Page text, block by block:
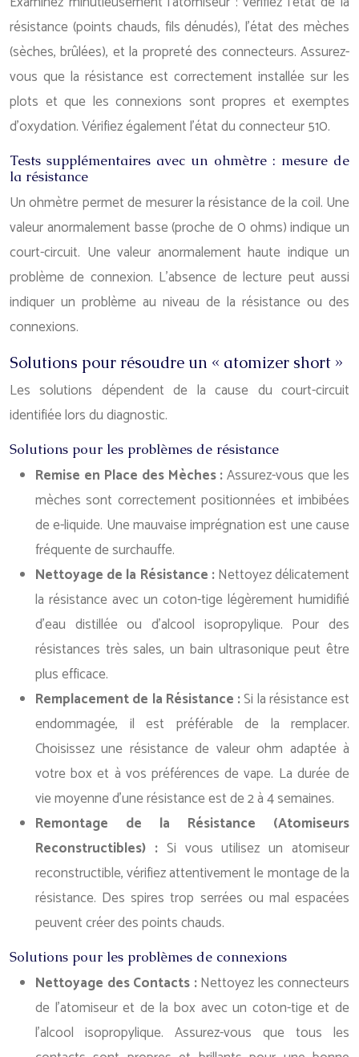
résistance (points chauds, fils dénudés), l’état des mèches
(sèches, brûlées), et la propreté des connecteurs. Assurez-
vous que la résistance est correctement installée sur les
plots et que les connexions sont propres et exemptes
d’oxydation. Vérifiez également l’état du connecteur 510.
Tests supplémentaires avec un ohmètre : mesure de
la résistance
Un ohmètre permet de mesurer la résistance de la coil. Une
valeur anormalement basse (proche de 0 ohms) indique un
court-circuit. Une valeur anormalement haute indique un
problème de connexion. L’absence de lecture peut aussi
indiquer un problème au niveau de la résistance ou des
connexions.
Solutions pour résoudre un « atomizer short »
Les solutions dépendent de la cause du court-circuit
identifiée lors du diagnostic.
Solutions pour les problèmes de résistance
Remise en Place des Mèches :Assurez-vous que les
mèches sont correctement positionnées et imbibées
de e-liquide. Une mauvaise imprégnation est une cause
fréquente de surchauffe.
Nettoyage de la Résistance :Nettoyez délicatement
la résistance avec un coton-tige légèrement humidifié
d’eau distillée ou d’alcool isopropylique. Pour des
résistances très sales, un bain ultrasonique peut être
plus efficace.
Remplacement de la Résistance :Si la résistance est
endommagée, il est préférable de la remplacer.
Choisissez une résistance de valeur ohm adaptée à
votre box et à vos préférences de vape. La durée de
vie moyenne d’une résistance est de 2 à 4 semaines.
Remontage de la Résistance (Atomiseurs
Reconstructibles) : Si vous utilisez un atomiseur
reconstructible, vérifiez attentivement le montage de la
résistance. Des spires trop serrées ou mal espacées
peuvent créer des points chauds.
Solutions pour les problèmes de connexions
Nettoyage des Contacts :Nettoyez les connecteurs
de l’atomiseur et de la box avec un coton-tige et de
l’alcool isopropylique. Assurez-vous que tous les